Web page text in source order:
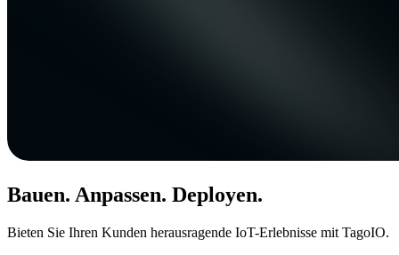
Bauen. Anpassen. Deployen.
Bieten Sie Ihren Kunden herausragende IoT-Erlebnisse mit TagoIO.